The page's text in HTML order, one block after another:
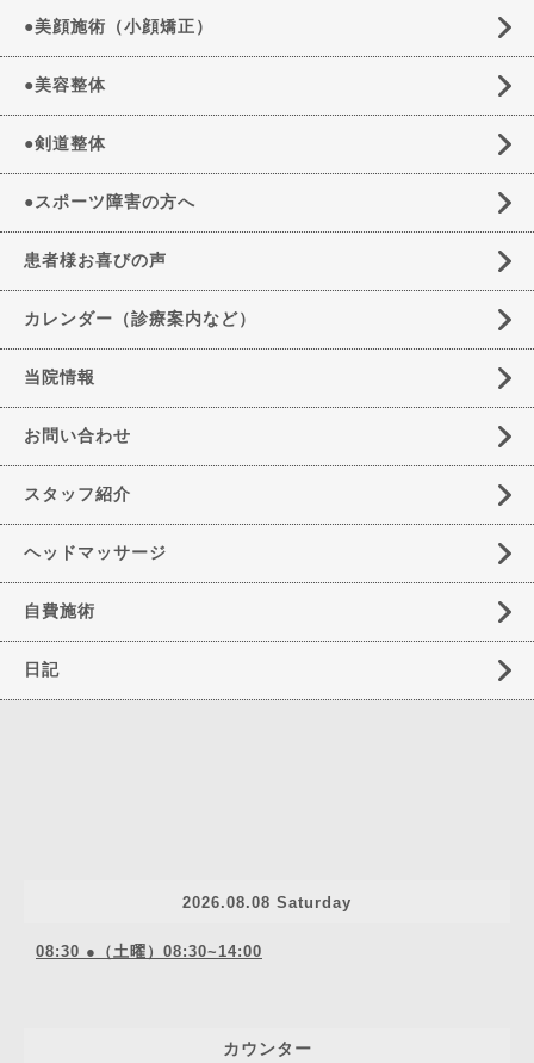
●美顔施術（小顔矯正）
●美容整体
●剣道整体
●スポーツ障害の方へ
患者様お喜びの声
カレンダー（診療案内など）
当院情報
お問い合わせ
スタッフ紹介
ヘッドマッサージ
自費施術
日記
2026.08.08 Saturday
08:30 ●（土曜）08:30~14:00
カウンター